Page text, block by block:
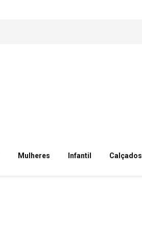
Mulheres Infantil Calçados